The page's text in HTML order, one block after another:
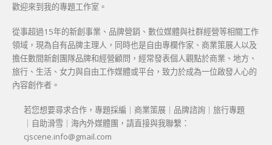
歡迎來到我的專題工作室。
從事超過15年的新創事業、品牌營銷、數位媒體與社群經營等相關工作
領域，現為自有品牌主理人，同時也是自由專欄作家、商業策展人以及
擔任數間新創團隊品牌和經營顧問，經常發表個人觀點於商業、地方、
旅行、生活、女力與自由工作媒體或平台，致力於成為一位啟發人心的
內容創作者。
若您想要尋求合作，專題採編｜商業策展｜品牌諮詢｜旅行專題
｜自助滑雪｜海內外媒體團，請直接與我聯繫：
cjscene.info@gmail.com